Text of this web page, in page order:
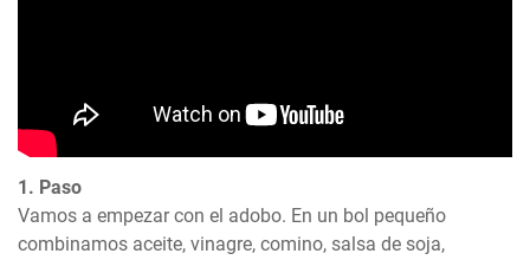
1. Paso
Vamos a empezar con el adobo. En un bol pequeño
combinamos aceite, vinagre, comino, salsa de soja,